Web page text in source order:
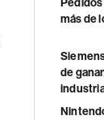
más de
de